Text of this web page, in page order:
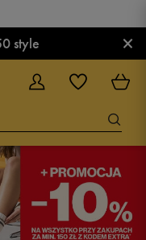
style ×